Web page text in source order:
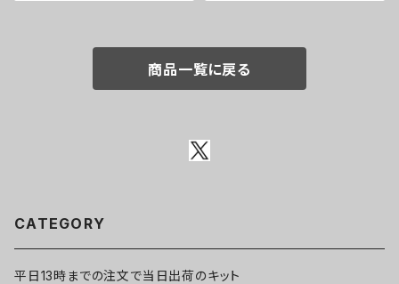
商品一覧に戻る
CATEGORY
平日13時までの注文で当日出荷のキット